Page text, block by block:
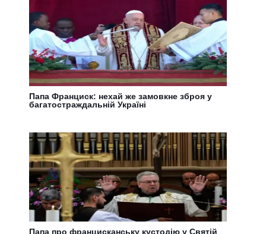
Папа Франциск: нехай же замовкне зброя у
багатостраждальній Україні
Папа про францисканську кустодію у Святій